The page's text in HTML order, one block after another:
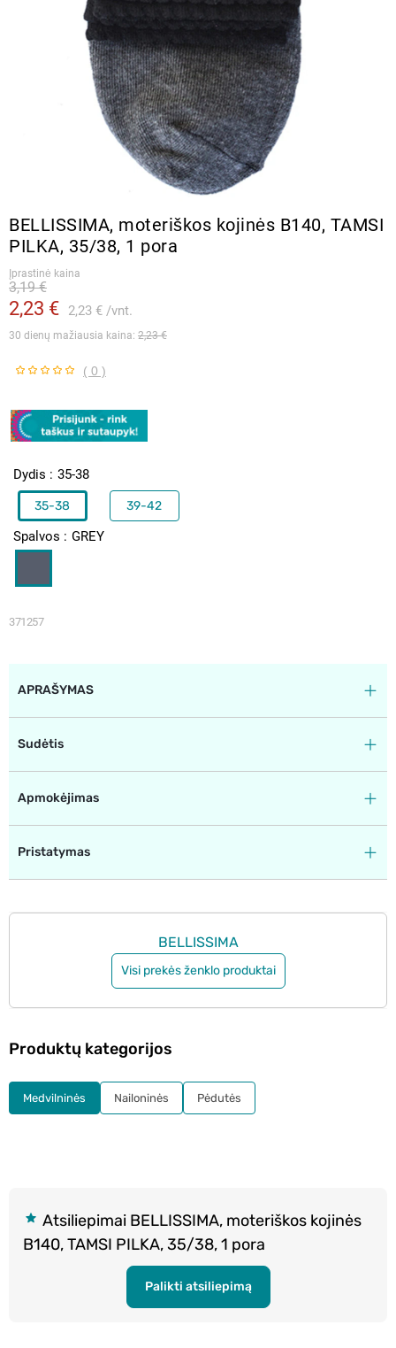
BELLISSIMA, moteriškos kojinės B140, TAMSI
PILKA, 35/38, 1 pora
Įprastinė kaina
2,23 € 2,23 € vnt.
3,19 €
30 dienų mažiausia kaina: 2,23 €
( 0 )
371257
Dydis 35-38
35-38 39-42
Spalvos GREY
APRAŠYMAS
Sudėtis
Apmokėjimas
Pristatymas
BELLISSIMA
Visi prekės ženklo produktai
Atsiliepimai BELLISSIMA, moteriškos kojinės
B140, TAMSI PILKA, 35/38, 1 pora
Palikti atsiliepimą
Produktų kategorijos
Medvilninės Nailoninės Pėdutės